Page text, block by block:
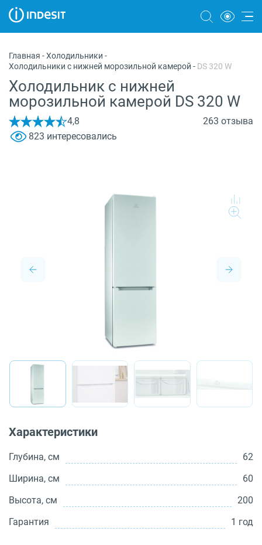
Морозильные камеры
Стиральные и сушильные машины
Посудомоечные машины
Плиты
О бренде
Главная -Холодильники -
Холодильники с нижней морозильной камерой - DS 320 W
Холодильник с нижней
морозильной камерой DS 320 W
4,8
263 отзыва
823 интересовались
Характеристики
Глубина, см
62
Ширина, см
60
Высота, см
200
Гарантия
1 год